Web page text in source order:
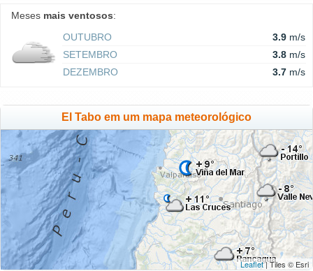
Meses mais ventosos:
OUTUBRO
3.9 m/s
SETEMBRO
3.8 m/s
DEZEMBRO
3.7 m/s
El Tabo em um mapa meteorológico
Leaflet| Tiles © Esri